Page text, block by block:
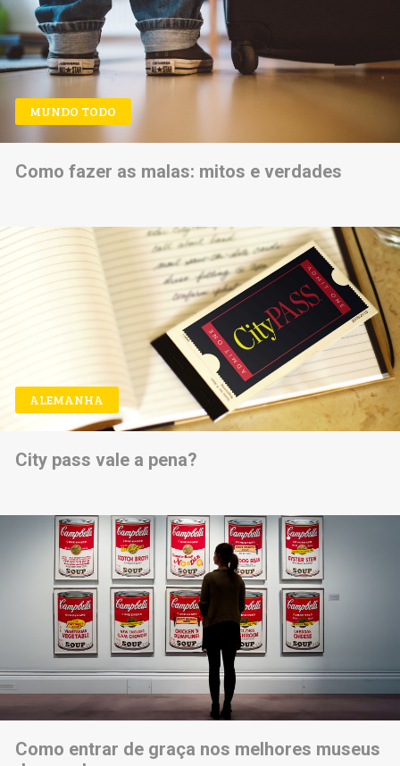
MUNDO TODO
Como fazer as malas: mitos e verdades
ALEMANHA
City pass vale a pena?
Como entrar de graça nos melhores museus